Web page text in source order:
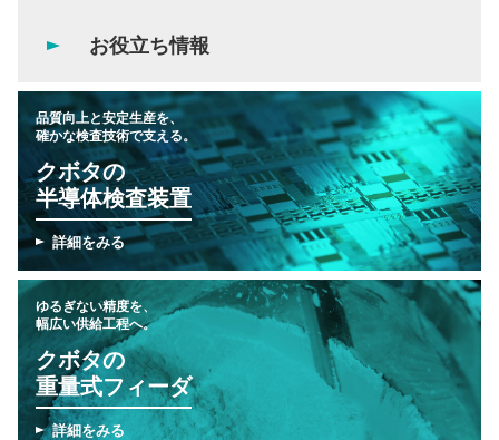
お役立ち情報
品質向上と安定生産を、
確かな検査技術で支える。
クボタの
半導体検査装置
詳細をみる
ゆるぎない精度を、
幅広い供給工程へ。
クボタの
重量式フィーダ
詳細をみる